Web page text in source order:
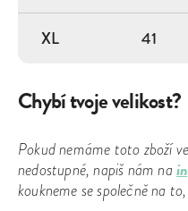
XL 41
Chybí tvoje velikost?
Pokud nemáme toto zboží
nedostupné, napiš nám na
koukneme se společně na